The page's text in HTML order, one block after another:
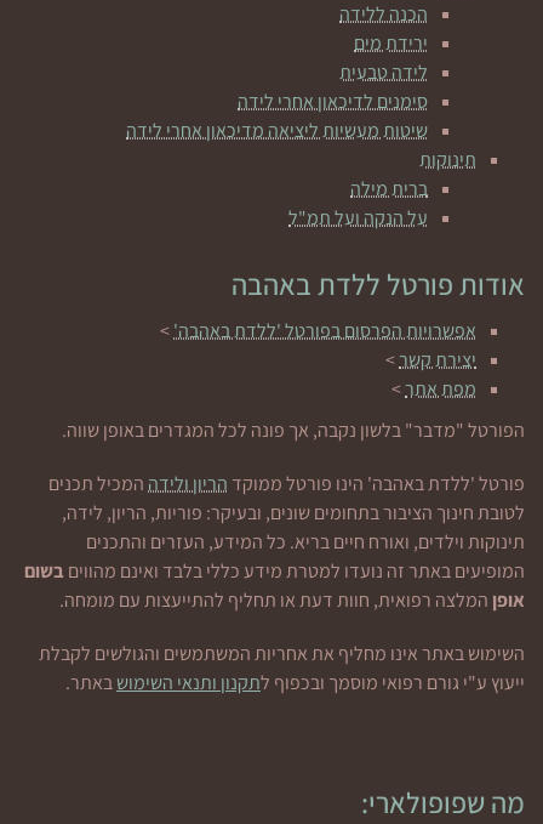
הכנה ללידה
ירידת מים
לידה טבעית
סימנים לדיכאון אחרי לידה
שיטות מעשיות ליציאה מדיכאון אחרי לידה
תינוקות
ברית מילה
על הנקה ועל תמ"ל
אודות פורטל ללדת באהבה
אפשרויות הפרסום בפורטל 'ללדת באהבה'>
יצירת קשר>
מפת אתר>
הפורטל "מדבר" בלשון נקבה, אך פונה לכל המגדרים באופן שווה.
פורטל 'ללדת באהבה' הינו פורטל ממוקד הריון ולידה המכיל תכנים
לטובת חינוך הציבור בתחומים שונים, ובעיקר: פוריות, הריון, לידה,
תינוקות וילדים, ואורח חיים בריא. כל המידע, העזרים והתכנים
המופיעים באתר זה נועדו למטרת מידע כללי בלבד ואינם מהוויםבשום
אופן המלצה רפואית, חוות דעת או תחליף להתייעצות עם מומחה.
השימוש באתר אינו מחליף את אחריות המשתמשים והגולשים לקבלת
ייעוץ ע"י גורם רפואי מוסמך ובכפוף לתקנון ותנאי השימושבאתר.
מה שפופולארי: